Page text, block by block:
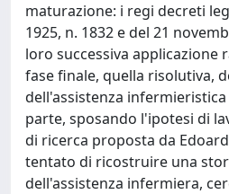
maturazione: i regi decreti
1925, n. 1832 e del 21
loro successiva applicazione
fase finale, quella risolutiva,
dell'assistenza
parte, sposando l'ipotesi di
di ricerca proposta da
tentato di ricostruire una
dell'assistenza infermiera,